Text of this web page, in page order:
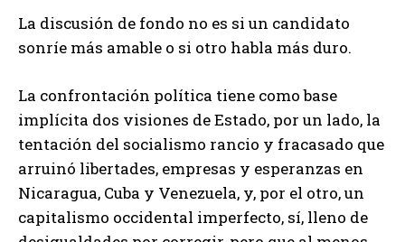
La discusión de fondo no es si un candidato
sonríe más amable o si otro habla más duro.
La confrontación política tiene como base
implícita dos visiones de Estado, por un lado, la
tentación del socialismo rancio y fracasado que
arruinó libertades, empresas y esperanzas en
Nicaragua, Cuba y Venezuela, y, por el otro, un
capitalismo occidental imperfecto, sí, lleno de